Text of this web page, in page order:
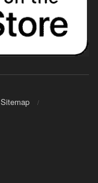
Sitemap